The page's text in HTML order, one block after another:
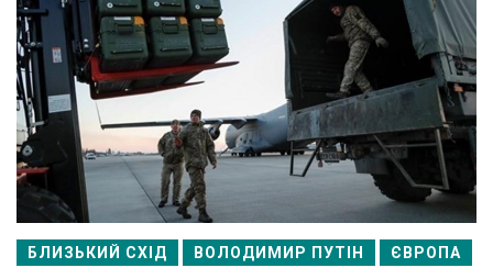
БЛИЗЬКИЙ СХІД ВОЛОДИМИР ПУТІН ЄВРОПА